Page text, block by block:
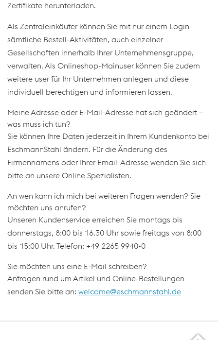
Zertifikate herunterladen.
Als Zentraleinkäufer können Sie mit nur einem Login
sämtliche Bestell-Aktivitäten, auch einzelner
Gesellschaften innerhalb Ihrer Unternehmensgruppe,
verwalten. Als Onlineshop-Mainuser können Sie zudem
weitere user für Ihr Unternehmen anlegen und diese
individuell berechtigen und informieren lassen.
Meine Adresse oder E-Mail-Adresse hat sich geändert –
was muss ich tun?
Sie können Ihre Daten jederzeit in Ihrem Kundenkonto bei
EschmannStahl ändern. Für die Änderung des
Firmennamens oder Ihrer Email-Adresse wenden Sie sich
bitte an unsere Online Spezialisten.
An wen kann ich mich bei weiteren Fragen wenden? Sie
möchten uns anrufen?
Unseren Kundenservice erreichen Sie montags bis
donnerstags, 8:00 bis 16.30 Uhr sowie freitags von 8:00
bis 15:00 Uhr. Telefon: +49 2265 9940-0
Sie möchten uns eine E-Mail schreiben?
Anfragen rund um Artikel und Online-Bestellungen
senden Sie bitte an: welcome@eschmannstahl.de